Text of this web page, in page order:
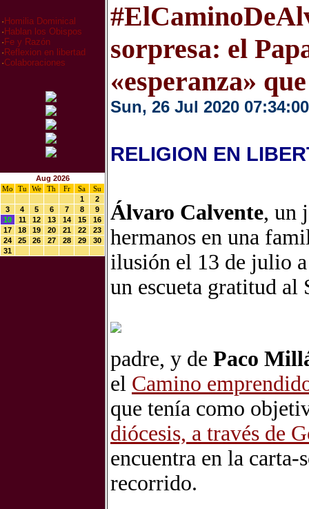
· Homilia Dominical
· Hablan los Obispos
· Fe y Razón
· Reflexion en libertad
·Colaboraciones
Aug 2026
Mo
Tu We Th Fr Sa
Su
1
2
3
4 5 6 7 8
9
10
11 12 13 14 15
16
17
18 19 20 21 22
23
24
25 26 27 28 29
30
31
sorpresa: el
«esperanza»
Sun, 26 Jul 2020 07:34:00
RELIGION EN
Álvaro Calvente, un
hermanos en una
ilusión el 13 de julio
un escueta gratitud al
padre, y de Paco
el Camino
que tenía como
diócesis, a través de
encuentra en la
recorrido.